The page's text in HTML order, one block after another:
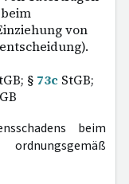
von
§ 73c StGB;
beim